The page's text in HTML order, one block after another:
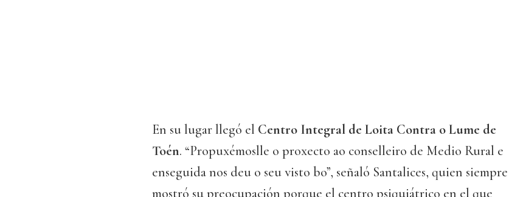
En su lugar llegó el Centro Integral de Loita Contra o Lume de
Toén. “Propuxémoslle o proxecto ao conselleiro de Medio Rural e
enseguida nos deu o seu visto bo”, señaló Santalices, quien siempre
mostró su preocupación porque el centro psiquiátrico en el que